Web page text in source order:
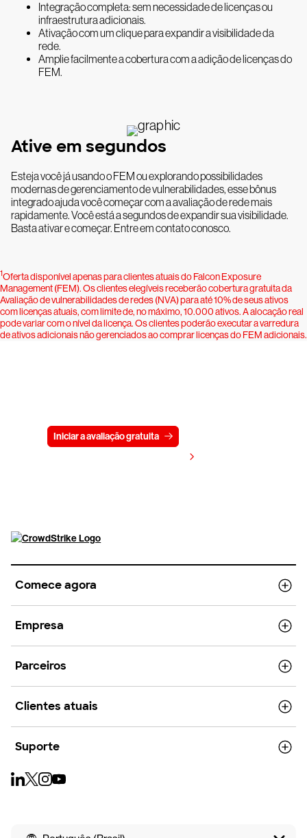
Integração completa: sem necessidade de licenças ou
infraestrutura adicionais.
Ativação com um clique para expandir a visibilidade da
rede.
Amplie facilmente a cobertura com a adição de licenças do
FEM.
Ative em segundos
Esteja você já usando o FEM ou explorando possibilidades
modernas de gerenciamento de vulnerabilidades, esse bônus
integrado ajuda você começar com a avaliação de rede mais
rapidamente. Você está a segundos de expandir sua visibilidade.
Basta ativar e começar. Entre em contato conosco.
1Oferta disponível apenas para clientes atuais do Falcon Exposure
Management (FEM). Os clientes elegíveis receberão cobertura gratuita da
Avaliação de vulnerabilidades de redes (NVA) para até 10% de seus ativos
com licenças atuais, com limite de, no máximo, 10.000 ativos. A alocação real
pode variar com o nível da licença. Os clientes poderão executar a varredura
de ativos adicionais não gerenciados ao comprar licenças do FEM adicionais.
Iniciar a avaliação gratuita
Comece agora
Empresa
Parceiros
Clientes atuais
Suporte